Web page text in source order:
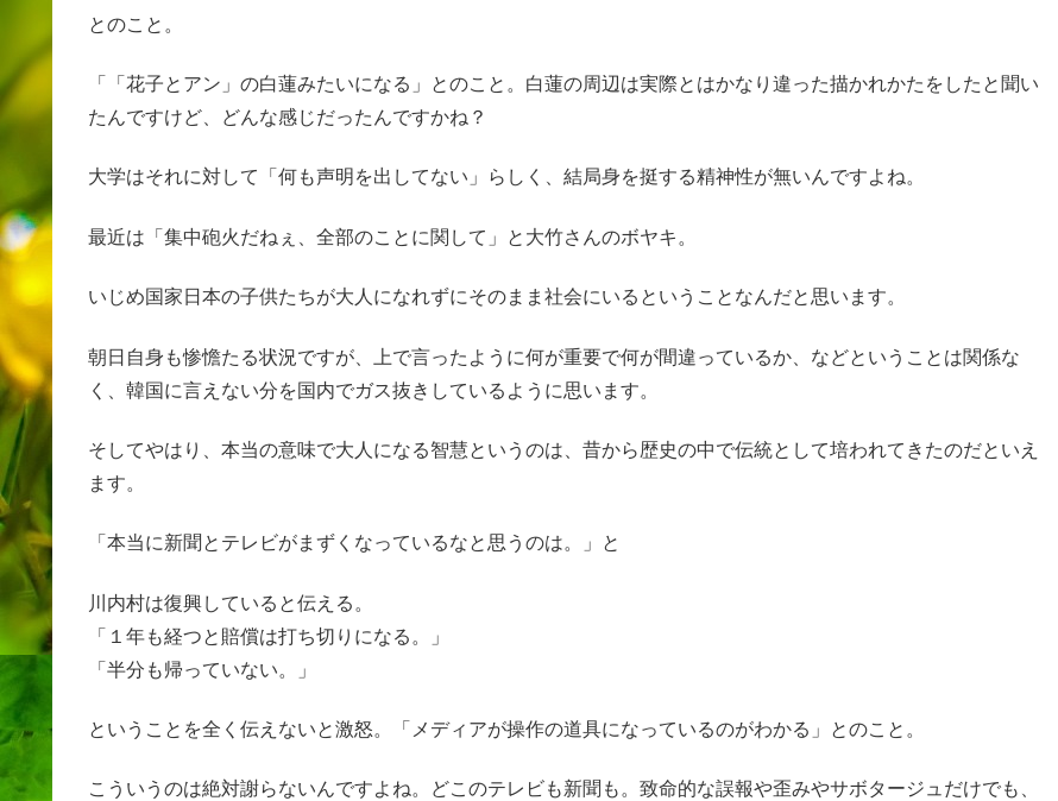
とのこと。
「「花子とアン」の白蓮みたいになる」とのこと。白蓮の周辺は実際とはかなり違った描かれかたをしたと聞い
たんですけど、どんな感じだったんですかね？
大学はそれに対して「何も声明を出してない」らしく、結局身を挺する精神性が無いんですよね。
最近は「集中砲火だねぇ、全部のことに関して」と大竹さんのボヤキ。
いじめ国家日本の子供たちが大人になれずにそのまま社会にいるということなんだと思います。
朝日自身も惨憺たる状況ですが、上で言ったように何が重要で何が間違っているか、などということは関係な
く、韓国に言えない分を国内でガス抜きしているように思います。
そしてやはり、本当の意味で大人になる智慧というのは、昔から歴史の中で伝統として培われてきたのだといえ
ます。
「本当に新聞とテレビがまずくなっているなと思うのは。」と
川内村は復興していると伝える。
「１年も経つと賠償は打ち切りになる。」
「半分も帰っていない。」
ということを全く伝えないと激怒。「メディアが操作の道具になっているのがわかる」とのこと。
こういうのは絶対謝らないんですよね。どこのテレビも新聞も。致命的な誤報や歪みやサボタージュだけでも、